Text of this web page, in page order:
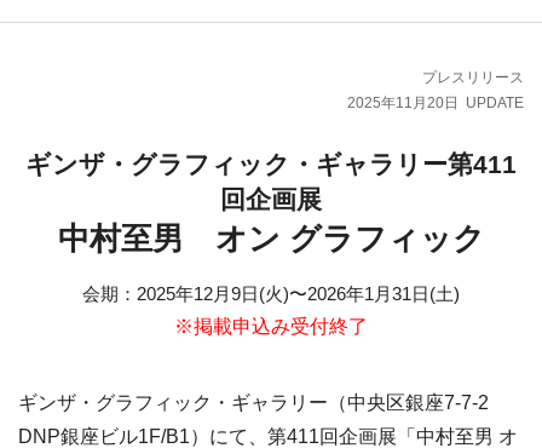
プレスリリース
2025年11月20日
UPDATE
ギンザ・グラフィック・ギャラリー第411
回企画展
中村至男 オン グラフィック
会期 ： 2025年12月9日(火)〜2026年1月31日(土)
※掲載申込み受付終了
ギンザ・グラフィック・ギャラリー（中央区銀座7-7-2
DNP銀座ビル1F/B1）にて、第411回企画展「中村至男 オ